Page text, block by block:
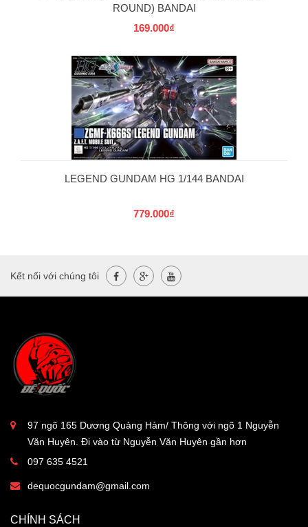
ROUND) BANDAI
169.000₫
LEGEND GUNDAM HG 1/144 BANDAI
779.000₫
Kết nối với chúng tôi
97 ngõ 165 Dương Quảng Hàm/ Thông với ngõ 1 Nguyễn
Văn Huyên. Đi vào từ Nguyễn Văn Huyên gần hơn
097 635 4521
dequocgundam@gmail.com
CHÍNH SÁCH